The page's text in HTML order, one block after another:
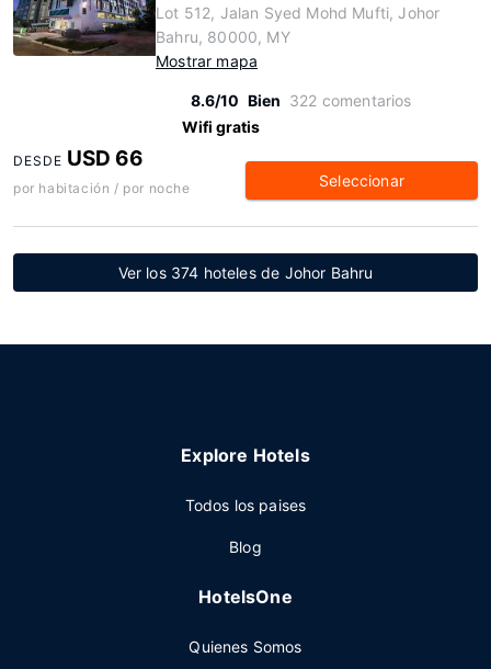
Lot 512, Jalan Syed Mohd Mufti, Johor
Bahru, 80000, MY
Mostrar mapa
8.6/10 Bien 322 comentarios
Wifi gratis
DESDE USD 66
por habitación / por noche Seleccionar
Ver los 374 hoteles de Johor Bahru
Explore Hotels
Todos los paises
Blog
HotelsOne
Quienes Somos